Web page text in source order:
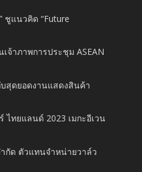
ชูแนวคิด “Future
จ้าภาพการประชุม ASEAN
สุดยอดงานแสดงสินค้า
ไทยแลนด์ 2023 เมกะอีเวน
กัด ตัวแทนจำหน่ายวาล์ว